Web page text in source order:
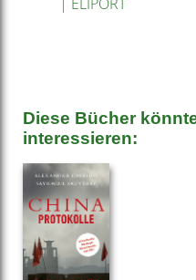
Diese Bücher
interessieren: